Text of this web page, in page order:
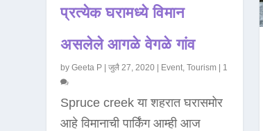
प्रत्येक घरामध्ये विमान
असलेले आगळे वेगळे गांव
byGeeta P |जुलै 27, 2020 | Event ,Tourism | 1
Spruce creek या शहरात घरासमोर
आहे विमानाची पार्किंग आम्ही आज